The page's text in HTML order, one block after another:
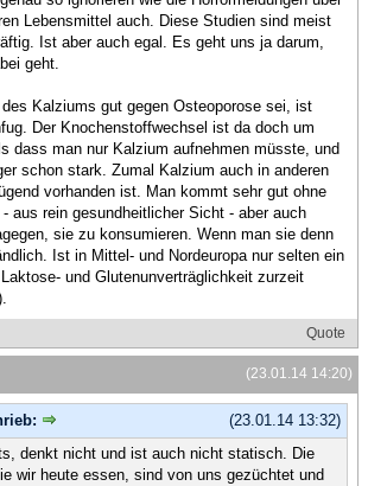
Lebensmittel auch. Diese Studien sind meist
Ist aber auch egal. Es geht uns ja darum,
geht.
Kalziums gut gegen Osteoporose sei, ist
Der Knochenstoffwechsel ist da doch um
dass man nur Kalzium aufnehmen müsste, und
schon stark. Zumal Kalzium auch in anderen
vorhanden ist. Man kommt sehr gut ohne
aus rein gesundheitlicher Sicht - aber auch
sie zu konsumieren. Wenn man sie denn
Ist in Mittel- und Nordeuropa nur selten ein
und Glutenunverträglichkeit zurzeit
Quote
(23.01.14 14:20)
(23.01.14 13:32)
denkt nicht und ist auch nicht statisch. Die
wir heute essen, sind von uns gezüchtet und